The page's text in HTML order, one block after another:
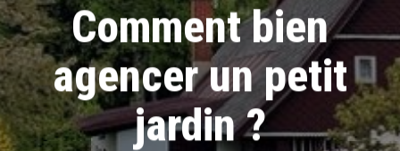
Comment bien
agencer un petit
jardin ?